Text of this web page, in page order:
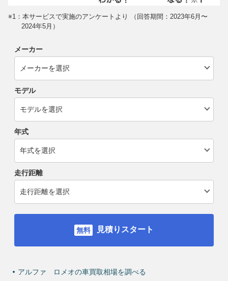
※1：本サービスで実施のアンケートより （回答期間：2023年6月〜
2024年5月）
メーカー
モデル
年式
走行距離
見積りスタート
アルファ ロメオの車買取相場を調べる